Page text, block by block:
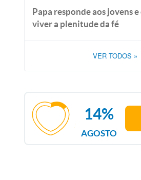
Papa responde aos jovens
viver a plenitude da fé
VER TODOS »
AGOSTO
14%